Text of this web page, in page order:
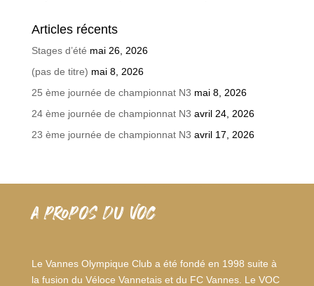
Articles récents
Stages d’été mai 26, 2026
(pas de titre) mai 8, 2026
25 ème journée de championnat N3 mai 8, 2026
24 ème journée de championnat N3 avril 24, 2026
23 ème journée de championnat N3 avril 17, 2026
A PROPOS DU VOC
Le Vannes Olympique Club a été fondé en 1998 suite à
la fusion du Véloce Vannetais et du FC Vannes. Le VOC